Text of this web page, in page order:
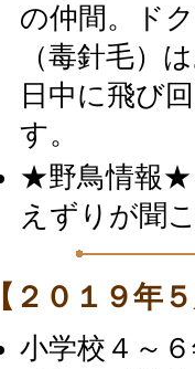
の仲間。ド
（毒針毛）
日中に飛び
す。
★野鳥情報★
えずりが聞
【２０１９年
小学校４～